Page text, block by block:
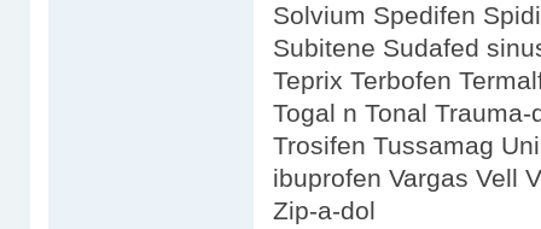
Solvium Spedifen
Subitene Sudafed
Teprix Terbofen
Togal n Tonal
Trosifen Tussamag
ibuprofen Vargas Vell
Zip-a-dol